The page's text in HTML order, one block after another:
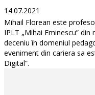
14.07.2021
Mihail Florean este
IPLT „Mihai Eminescu”
deceniu în domeniul
eveniment din cariera sa
Digital”.